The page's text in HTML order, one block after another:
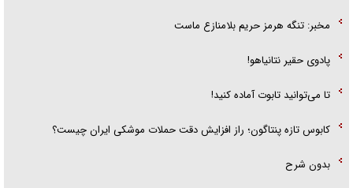
مخبر: تنگه هرمز حریم بلامنازع ماست
پادوی حقیر نتانیاهو!
تا می‌توانید تابوت آماده کنید!
کابوس تازه پنتاگون؛ راز افزایش دقت حملات موشکی ایران چیست؟
بدون شرح